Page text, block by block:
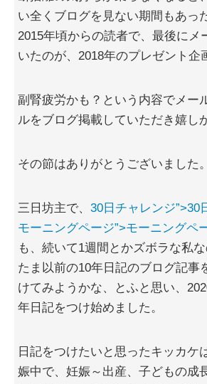
い全くブログを見ない期間もあっ
2015年頃からの読者で、最後にメ
いたのが、2018年のプレゼント企
副腎疲労かも？という内容でメー
ルをブログ掲載していただき嬉し
その節はありがとうございました。
三日坊主で、 30日チャレンジ”>30
モーニングページ”>モーニングペ
も、続いて1週間とかズボラな私
たま以前の10年日記のブログ記事
けてみようかな、とふと思い、
年日記をつけ始めました。
日記をつけたいと思ったキッカケ
娠中で、妊娠～出産、子どもの成